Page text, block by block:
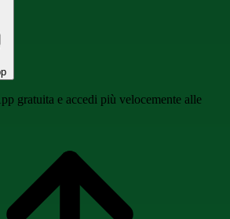
gratuita e accedi più velocemente alle